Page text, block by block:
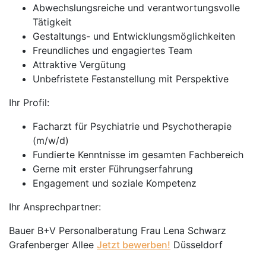
Abwechslungsreiche und verantwortungsvolle
Tätigkeit
Gestaltungs- und Entwicklungsmöglichkeiten
Freundliches und engagiertes Team
Attraktive Vergütung
Unbefristete Festanstellung mit Perspektive
Ihr Profil:
Facharzt für Psychiatrie und Psychotherapie
(m/w/d)
Fundierte Kenntnisse im gesamten Fachbereich
Gerne mit erster Führungserfahrung
Engagement und soziale Kompetenz
Ihr Ansprechpartner:
Bauer B+V Personalberatung Frau Lena Schwarz
Grafenberger Allee Jetzt bewerben! Düsseldorf